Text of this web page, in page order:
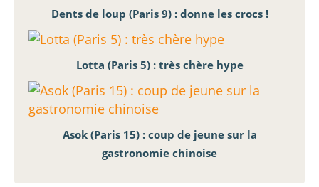
Dents de loup (Paris 9) : donne les crocs !
Lotta (Paris 5) : très chère hype
Asok (Paris 15) : coup de jeune sur la
gastronomie chinoise